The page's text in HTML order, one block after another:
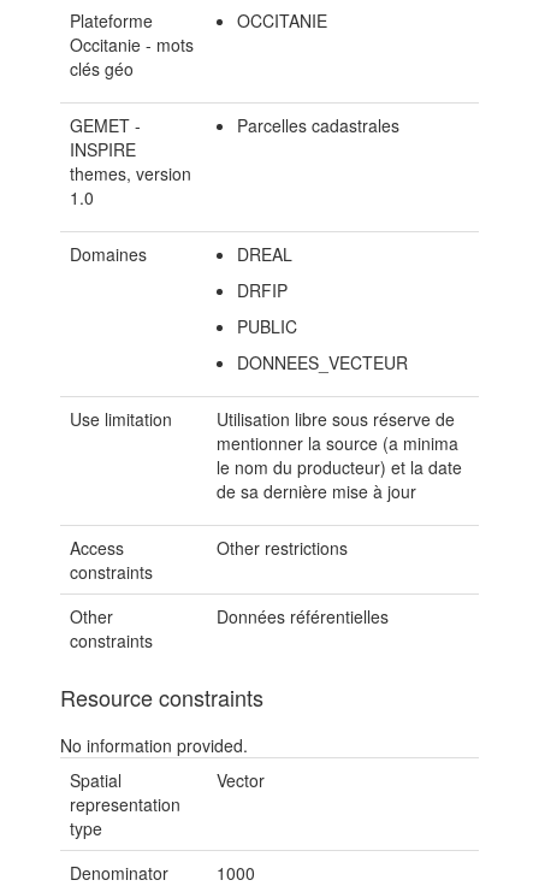
Plateforme
Occitanie - mots
clés géo
OCCITANIE
GEMET -
INSPIRE
themes, version
1.0
Parcelles cadastrales
Domaines
DREAL
DRFIP
PUBLIC
DONNEES_VECTEUR
Use limitation
Utilisation libre sous réserve de
mentionner la source (a minima
le nom du producteur) et la date
de sa dernière mise à jour
Access
constraints
Other restrictions
Other
constraints
Données référentielles
Resource constraints
No information provided.
Spatial
representation
type
Vector
Denominator
1000